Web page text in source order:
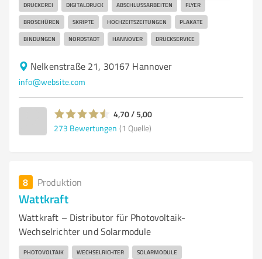
DRUCKEREI DIGITALDRUCK ABSCHLUSSARBEITEN FLYER
BROSCHÜREN SKRIPTE HOCHZEITSZEITUNGEN PLAKATE
BINDUNGEN NORDSTADT HANNOVER DRUCKSERVICE
Nelkenstraße 21, 30167 Hannover
info@website.com
4,70 / 5,00
273 Bewertungen (1 Quelle)
8 Produktion
Wattkraft
Wattkraft – Distributor für Photovoltaik-
Wechselrichter und Solarmodule
PHOTOVOLTAIK WECHSELRICHTER SOLARMODULE